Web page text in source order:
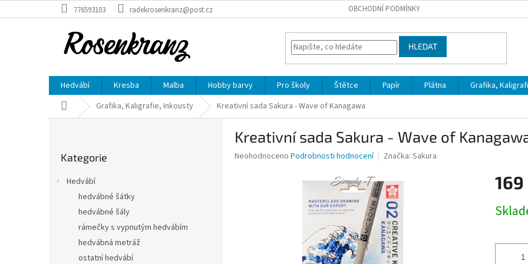
na
776593103 radekrosenkranz@post.cz OBCHODNÍ PODMÍNKY
HLEDAT
Hedvábí Kresba Malba Hobby barvy Pro školy Štětce Papír Plátna Grafika,
Domů Grafika, Kaligrafie, Inkousty Kreativní sada Sakura - Wave of Kanagawa
kategorie
Kategorie
Hedvábí
hedvábné šátky
hedvábné šály
rámečky s vypnutým hedvábím
hedvábná metráž
ostatní hedvábí
Kreativní sada Sakura - Wave of
Průměrné
Neohodnoceno Podrobnosti hodnocení Značka: Sakura
169
cena: